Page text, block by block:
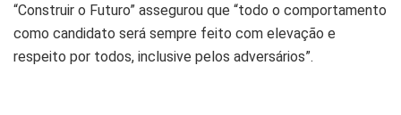
“Construir o Futuro” assegurou que “todo o comportamento
como candidato será sempre feito com elevação e
respeito por todos, inclusive pelos adversários”.